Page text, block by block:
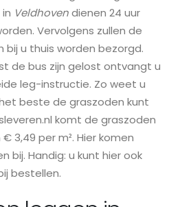
Veldhovendienen 24 uur
Vervolgens zullen de
u thuis worden bezorgd.
de bus zijn gelost ontvangt u
leg-instructie. Zo weet u
beste de graszoden kunt
komt de graszoden
3,49 per m². Hier komen
bij. Handig: u kunt hier ook
bestellen.